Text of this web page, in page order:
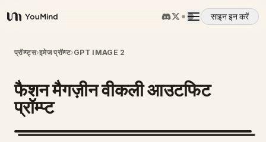
YouMind
साइन इन करें
अवलोकन
उपयोग के मामले
कौशल
प्रॉम्प्ट्स›इमेज प्रॉम्प्ट›GPT IMAGE 2
फैशन मैगज़ीन वीकली आउटफिट
प्रॉम्प्ट